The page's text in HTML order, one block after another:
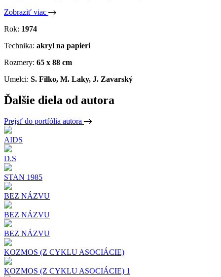
Zobraziť viac
Rok: 1974
Technika: akryl na papieri
Rozmery: 65 x 88 cm
Umelci: S. Filko, M. Laky, J. Zavarský
Ďalšie diela od autora
Prejsť do portfólia autora
AIDS
D.S
STAN 1985
BEZ NÁZVU
BEZ NÁZVU
BEZ NÁZVU
KOZMOS (Z CYKLU ASOCIÁCIE)
KOZMOS (Z CYKLU ASOCIÁCIE) 1